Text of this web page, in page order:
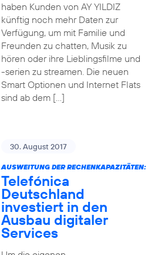
haben Kunden von AY YILDIZ
künftig noch mehr Daten zur
Verfügung, um mit Familie und
Freunden zu chatten, Musik zu
hören oder ihre Lieblingsfilme und
-serien zu streamen. Die neuen
Smart Optionen und Internet Flats
sind ab dem […]
30. August 2017
AUSWEITUNG DER RECHENKAPAZITÄTEN:
Telefónica
Deutschland
investiert in den
Ausbau digitaler
Services